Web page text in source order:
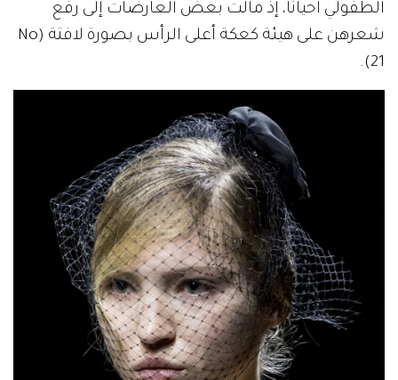
الطفولي أحياناً، إذ مالت بعض العارضات إلى رفع
شعرهن على هيئة كعكة أعلى الرأس بصورة لافتة (No
21).